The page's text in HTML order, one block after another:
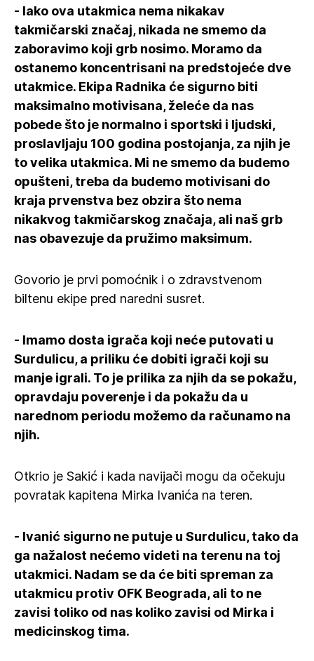
- Iako ova utakmica nema nikakav
takmičarski značaj, nikada ne smemo da
zaboravimo koji grb nosimo. Moramo da
ostanemo koncentrisani na predstojeće dve
utakmice. Ekipa Radnika će sigurno biti
maksimalno motivisana, želeće da nas
pobede što je normalno i sportski i ljudski,
proslavljaju 100 godina postojanja, za njih je
to velika utakmica. Mi ne smemo da budemo
opušteni, treba da budemo motivisani do
kraja prvenstva bez obzira što nema
nikakvog takmičarskog značaja, ali naš grb
nas obavezuje da pružimo maksimum.
Govorio je prvi pomoćnik i o zdravstvenom
biltenu ekipe pred naredni susret.
- Imamo dosta igrača koji neće putovati u
Surdulicu, a priliku će dobiti igrači koji su
manje igrali. To je prilika za njih da se pokažu,
opravdaju poverenje i da pokažu da u
narednom periodu možemo da računamo na
njih.
Otkrio je Sakić i kada navijači mogu da očekuju
povratak kapitena Mirka Ivanića na teren.
- Ivanić sigurno ne putuje u Surdulicu, tako da
ga nažalost nećemo videti na terenu na toj
utakmici. Nadam se da će biti spreman za
utakmicu protiv OFK Beograda, ali to ne
zavisi toliko od nas koliko zavisi od Mirka i
medicinskog tima.